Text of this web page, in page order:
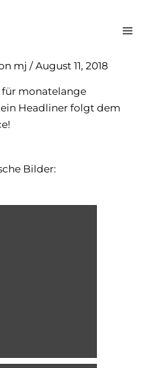
mj/August 11, 2018
monatelange
Headliner folgt dem
Bilder: